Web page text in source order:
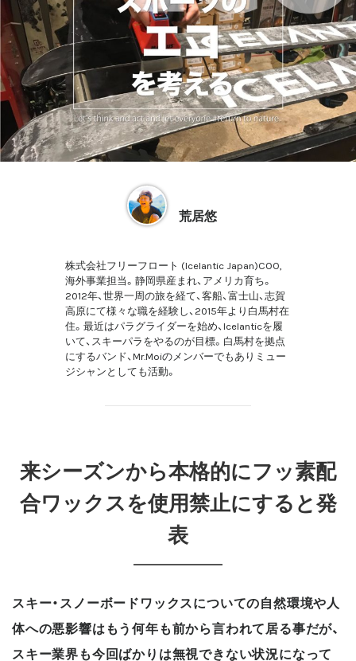
荒居悠
株式会社フリーフロート (Icelantic Japan)COO,
海外事業担当。静岡県産まれ、アメリカ育ち。
2012年、世界一周の旅を経て、客船、富士山、志賀
高原にて様々な職を経験し、2015年より白馬村在
住。最近はパラグライダーを始め、Icelanticを履
いて、スキーパラをやるのが目標。白馬村を拠点
にするバンド、Mr.Moiのメンバーでもありミュー
ジシャンとしても活動。
来シーズンから本格的にフッ素配
合ワックスを使用禁止にすると発
表
スキー・スノーボードワックスについての自然環境や人
体への悪影響はもう何年も前から言われて居る事だが、
スキー業界も今回ばかりは無視できない状況になって